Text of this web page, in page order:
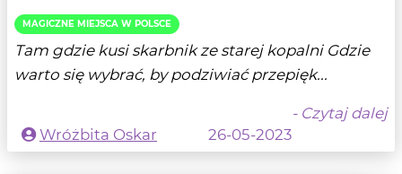
MAGICZNE MIEJSCA W POLSCE
Tam gdzie kusi skarbnik ze starej kopalni Gdzie
warto się wybrać, by podziwiać przepięk...
- Czytaj dalej
Wróżbita Oskar
26-05-2023